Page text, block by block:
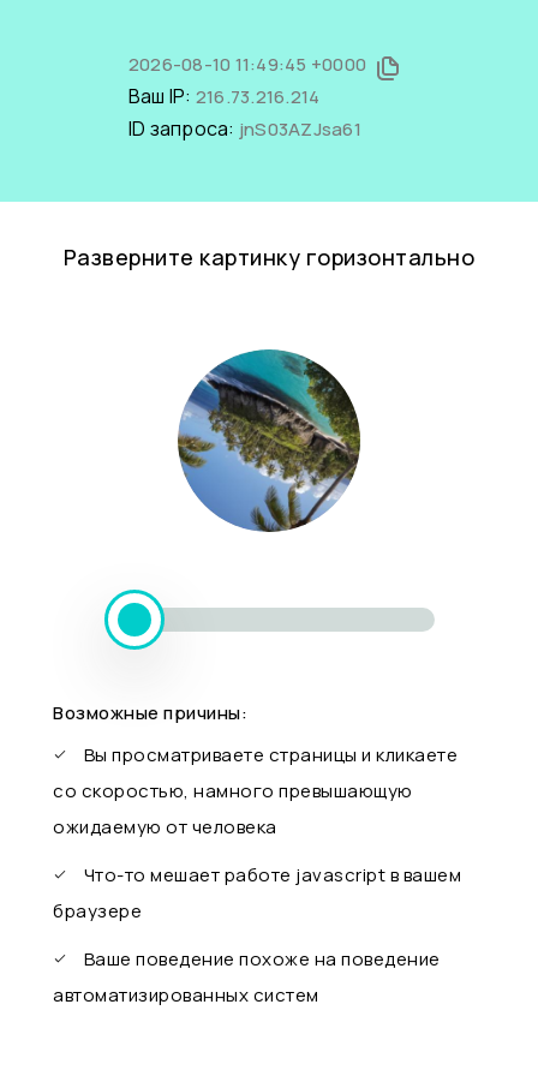
2026-08-10 11:49:45 +0000
Ваш IP: 216.73.216.214
ID запроса: jnS03AZJsa61
Разверните картинку горизонтально
Возможные причины:
Вы просматриваете страницы и кликаете
со скоростью, намного превышающую
ожидаемую от человека
Что-то мешает работе javascript в вашем
браузере
Ваше поведение похоже на поведение
автоматизированных систем